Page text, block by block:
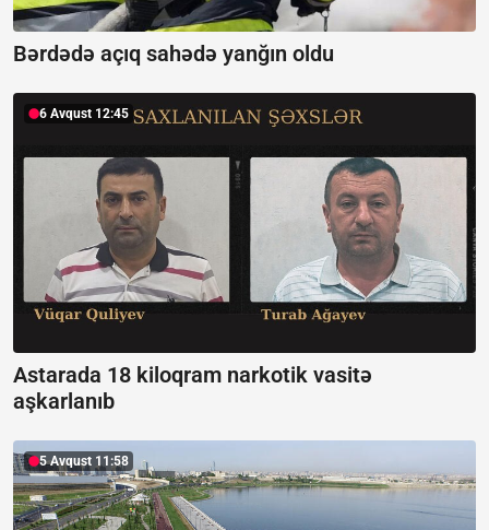
Bərdədə açıq sahədə yanğın oldu
6 Avqust 12:45
Astarada 18 kiloqram narkotik vasitə
aşkarlanıb
5 Avqust 11:58